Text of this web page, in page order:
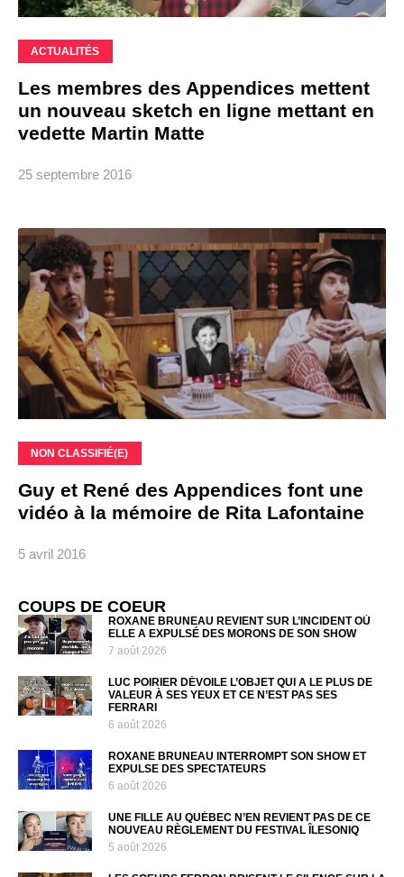
ACTUALITÉS
Les membres des Appendices mettent
un nouveau sketch en ligne mettant en
vedette Martin Matte
25 septembre 2016
NON CLASSIFIÉ(E)
Guy et René des Appendices font une
vidéo à la mémoire de Rita Lafontaine
5 avril 2016
COUPS DE COEUR
ROXANE BRUNEAU REVIENT SUR L’INCIDENT OÙ
ELLE A EXPULSÉ DES MORONS DE SON SHOW
7 août 2026
LUC POIRIER DÉVOILE L’OBJET QUI A LE PLUS DE
VALEUR À SES YEUX ET CE N’EST PAS SES
FERRARI
6 août 2026
ROXANE BRUNEAU INTERROMPT SON SHOW ET
EXPULSE DES SPECTATEURS
6 août 2026
UNE FILLE AU QUÉBEC N’EN REVIENT PAS DE CE
NOUVEAU RÈGLEMENT DU FESTIVAL ÎLESONIQ
5 août 2026